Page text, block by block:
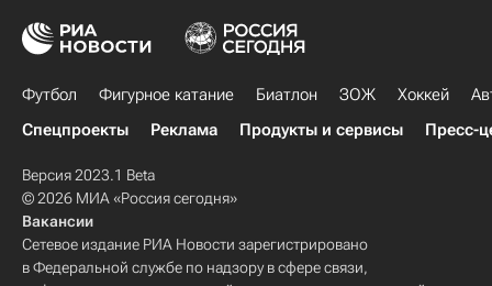
Футбол Фигурное катание Биатлон ЗОЖ Хоккей
Спецпроекты
Реклама Продукты и сервисы Пресс-
Версия 2023.1 Beta
© 2026 МИА «Россия сегодня»
Вакансии
Сетевое издание РИА Новости зарегистрировано
в Федеральной службе по надзору в сфере связи,